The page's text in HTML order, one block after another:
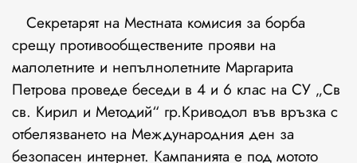
Секретарят на Местната комисия за борба
срещу противообществените прояви на
малолетните и непълнолетните Маргарита
Петрова проведе беседи в 4 и 6 клас на СУ „Св
св. Кирил и Методий“ гр.Криводол във връзка с
отбелязването на Международния ден за
безопасен интернет. Кампанията е под мотото